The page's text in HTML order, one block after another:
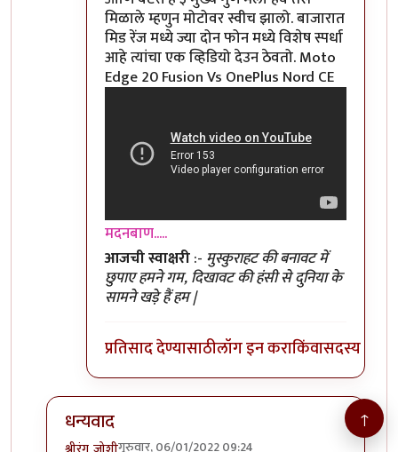
मिळाले म्हणुन मोटोवर स्वीच झालो. बाजारात
मिड रेंज मध्ये ज्या दोन फोन मध्ये विशेष स्पर्धा
आहे त्यांचा एक व्हिडियो देउन ठेवतो. Moto
Edge 20 Fusion Vs OnePlus Nord CE
मदनबाण.....
आजची स्वाक्षरी:- मुस्कुराहट की बनावट में
छुपाए हमने गम, दिखावट की हंसी से दुनिया के
सामने खड़े हैं हम |
प्रतिसाद देण्यासाठीलॉग इन कराकिंवासदस्य व्हा
धन्यवाद
गुरुवार, 06/01/2022 09:24
↑